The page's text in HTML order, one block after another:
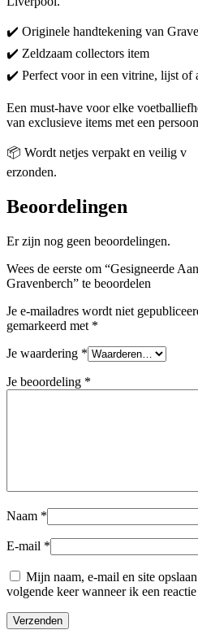
✔️ Originele handtekening van
✔️ Zeldzaam collectors item
✔️ Perfect voor in een vitrine, lijst of
Een must-have voor elke
van exclusieve items met een
📦 Wordt netjes verpakt en veilig v
erzonden.
Beoordelingen
Er zijn nog geen beoordelingen.
Wees de eerste om “Gesigneerde
Gravenberch” te beoordelen
Je e-mailadres wordt niet
gemarkeerd met *
Je waardering *
Je beoordeling *
Naam *
E-mail *
Mijn naam, e-mail en site
volgende keer wanneer ik een reactie